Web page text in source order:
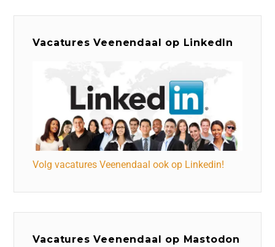
Vacatures Veenendaal op LinkedIn
Volg vacatures Veenendaal ook op Linkedin!
Vacatures Veenendaal op Mastodon